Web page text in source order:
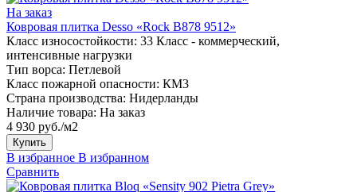
На заказ
Ковровая плитка Desso «Rock B878 9512»
Класс износостойкости: 33 Класс - коммерческий,
интенсивные нагрузки
Тип ворса: Петлевой
Класс пожарной опасности: КМ3
Страна производства: Нидерланды
Наличие товара: На заказ
4 930 руб./м2
Купить
В избранное В избранном
Сравнить